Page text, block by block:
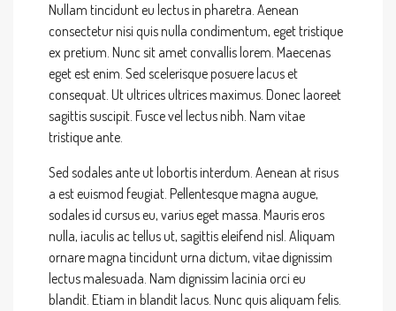
Nullam tincidunt eu lectus in pharetra. Aenean
consectetur nisi quis nulla condimentum, eget tristique
ex pretium. Nunc sit amet convallis lorem. Maecenas
eget est enim. Sed scelerisque posuere lacus et
consequat. Ut ultrices ultrices maximus. Donec laoreet
sagittis suscipit. Fusce vel lectus nibh. Nam vitae
tristique ante.
Sed sodales ante ut lobortis interdum. Aenean at risus
a est euismod feugiat. Pellentesque magna augue,
sodales id cursus eu, varius eget massa. Mauris eros
nulla, iaculis ac tellus ut, sagittis eleifend nisl. Aliquam
ornare magna tincidunt urna dictum, vitae dignissim
lectus malesuada. Nam dignissim lacinia orci eu
blandit. Etiam in blandit lacus. Nunc quis aliquam felis.